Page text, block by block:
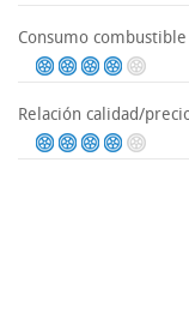
Consumo combustible
Relación calidad/